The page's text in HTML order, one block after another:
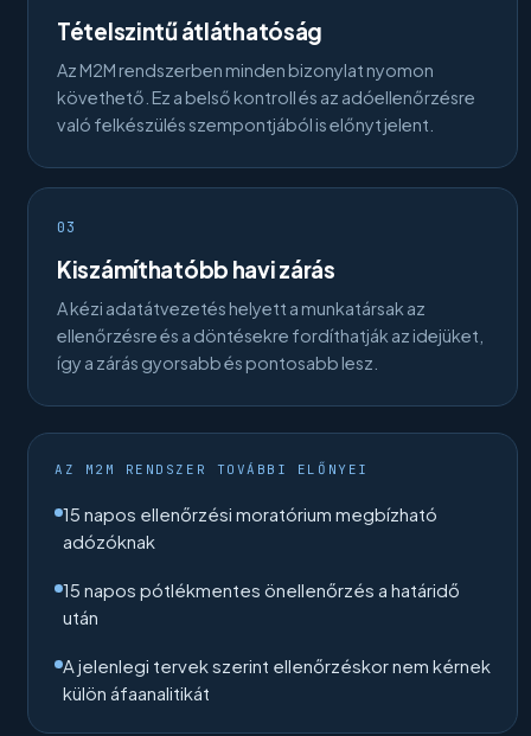
Tételszintű átláthatóság
Az M2M rendszerben minden bizonylat nyomon
követhető. Ez a belső kontroll és az adóellenőrzésre
való felkészülés szempontjából is előnyt jelent.
03
Kiszámíthatóbb havi zárás
A kézi adatátvezetés helyett a munkatársak az
ellenőrzésre és a döntésekre fordíthatják az idejüket,
így a zárás gyorsabb és pontosabb lesz.
AZ M2M RENDSZER TOVÁBBI ELŐNYEI
15 napos ellenőrzési moratórium megbízható
adózóknak
15 napos pótlékmentes önellenőrzés a határidő
után
A jelenlegi tervek szerint ellenőrzéskor nem kérnek
külön áfaanalitikát